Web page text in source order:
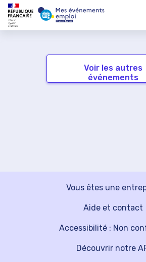
Voir les autres
événements
Vous êtes une
Découvrir notre
Aide et contact
Accessibilité : Non